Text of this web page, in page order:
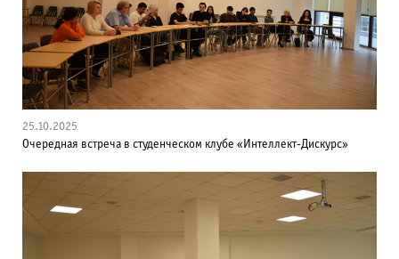
25.10.2025
Очередная встреча в студенческом клубе «Интеллект-Дискурс»